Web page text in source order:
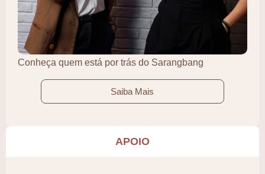
Conheça quem está por trás do Sarangbang
Saiba Mais
APOIO